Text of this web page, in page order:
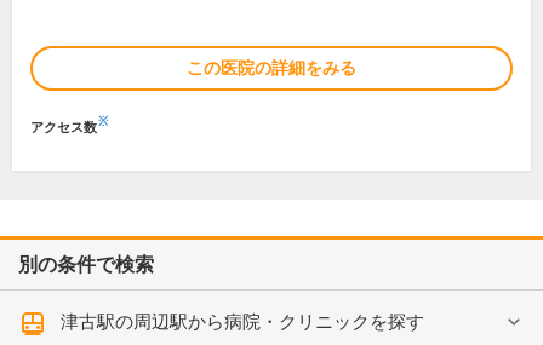
この医院の詳細をみる
アクセス数※
別の条件で検索
津古駅の周辺駅から病院・クリニックを探す